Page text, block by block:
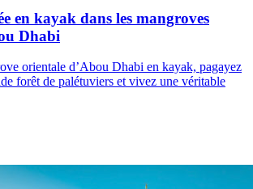
en kayak dans les mangroves
Dhabi
orientale d’Abou Dhabi en kayak, pagayez
forêt de palétuviers et vivez une véritable